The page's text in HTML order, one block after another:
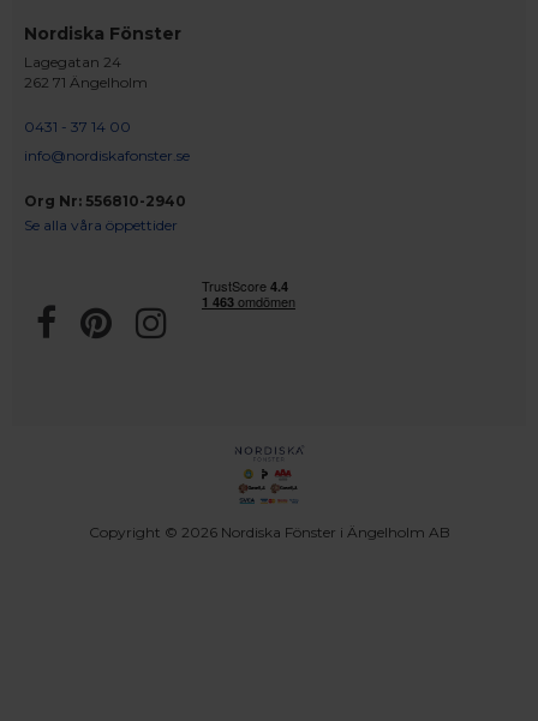
Nordiska Fönster
Lagegatan 24
262 71 Ängelholm
0431 - 37 14 00
info@nordiskafonster.se
Org Nr: 556810-2940
Se alla våra öppettider
Copyright © 2026 Nordiska Fönster i Ängelholm AB